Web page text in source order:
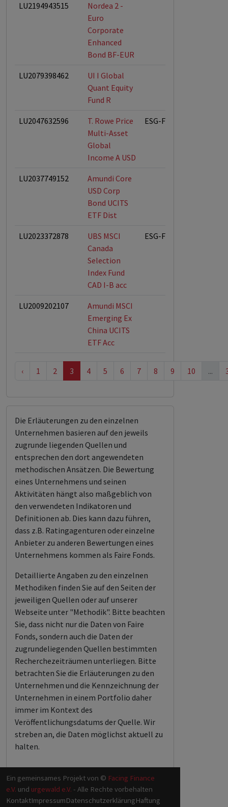
LU2194943515
Nordea 2 -
Euro
Corporate
Enhanced
Bond BF-EUR
LU2079398462
UI I Global
Quant Equity
Fund R
LU2047632596
T. Rowe Price
Multi-Asset
Global
Income A USD
ESG-Fonds
LU2037749152
Amundi Core
USD Corp
Bond UCITS
ETF Dist
LU2023372878
UBS MSCI
Canada
Selection
Index Fund
CAD I-B acc
ESG-Fonds
LU2009202107
Amundi MSCI
Emerging Ex
China UCITS
ETF Acc
‹ 1 2 3 4 5 6 7 8 9 10 ...
Die Erläuterungen zu den einzelnen
Unternehmen basieren auf den jeweils
zugrunde liegenden Quellen und
entsprechen den dort angewendeten
methodischen Ansätzen. Die Bewertung
eines Unternehmens und seinen
Aktivitäten hängt also maßgeblich von
den verwendeten Indikatoren und
Definitionen ab. Dies kann dazu führen,
dass z.B. Ratingagenturen oder einzelne
Anbieter zu anderen Bewertungen eines
Unternehmens kommen als Faire Fonds.
Detaillierte Angaben zu den einzelnen
Methodiken finden Sie auf den Seiten der
jeweiligen Quellen oder auf unserer
Webseite unter "Methodik". Bitte beachten
Sie, dass nicht nur die Daten von Faire
Fonds, sondern auch die Daten der
zugrundeliegenden Quellen bestimmten
Recherchezeiträumen unterliegen. Bitte
betrachten Sie die Erläuterungen zu den
Unternehmen und die Kennzeichnung der
Unternehmen in einem Portfolio daher
immer im Kontext des
Veröffentlichungsdatums der Quelle. Wir
streben an, die Daten möglichst aktuell zu
halten.
Ein gemeinsames Projekt von © Facing Finance
e.V. und urgewald e.V. - Alle Rechte vorbehalten
KontaktImpressumDatenschutzerklärungHaftung